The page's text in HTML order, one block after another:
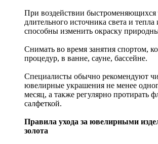
При воздействии быстроменяющихся
длительного источника света и тепла
способны изменить окраску
Снимать во время занятия спортом,
процедур, в ванне, сауне, бассейне.
Специалисты обычно рекомендуют
ювелирные украшения не менее
месяц, а также регулярно протирать
салфеткой.
Правила ухода за ювелирными
золота